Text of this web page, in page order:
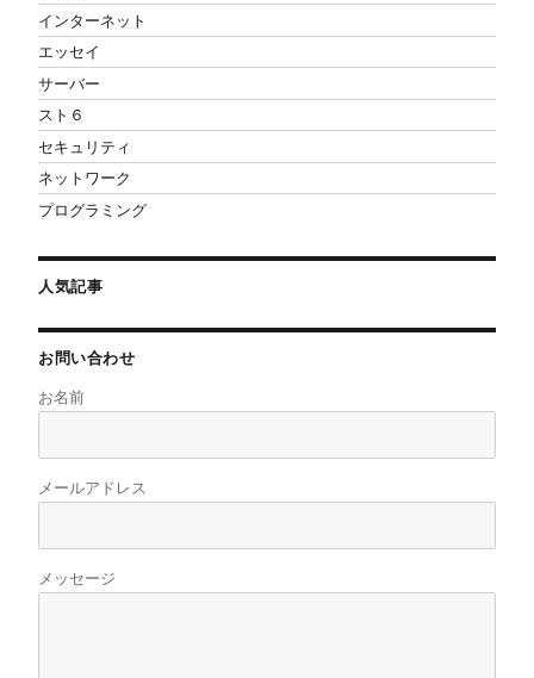
インターネット
エッセイ
サーバー
スト６
セキュリティ
ネットワーク
プログラミング
人気記事
お問い合わせ
お名前
メールアドレス
メッセージ